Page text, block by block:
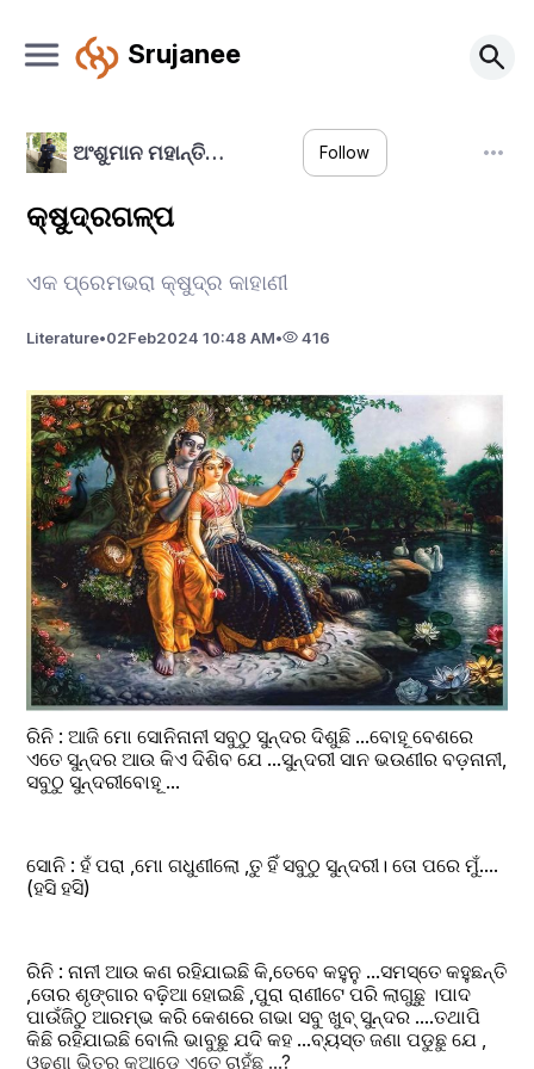
Srujanee
ଅଂଶୁମାନ ମହାନ୍ତି… Follow
କ୍ଷୁଦ୍ରଗଳ୍ପ
ଏକ ପ୍ରେମଭରା କ୍ଷୁଦ୍ର କାହାଣୀ
Literature•02Feb2024 10:48 AM• 416
ରିନି : ଆଜି ମୋ ସୋନିନାନୀ ସବୁଠୁ ସୁନ୍ଦର ଦିଶୁଛି ...ବୋହୂ ବେଶରେ
ଏତେ ସୁନ୍ଦର ଆଉ କିଏ ଦିଶିବ ଯେ ...ସୁନ୍ଦରୀ ସାନ ଭଉଣୀର ବଡ଼ନାନୀ,
ସବୁଠୁ ସୁନ୍ଦରୀବୋହୂ ...
ସୋନି : ହଁ ପରା ,ମୋ ଗଧୁଣୀଲୋ ,ତୁ ହିଁ ସବୁଠୁ ସୁନ୍ଦରୀ। ତୋ ପରେ ମୁଁ....
(ହସି ହସି)
ରିନି : ନାନୀ ଆଉ କଣ ରହିଯାଇଛି କି,ତେବେ କହୁନୁ ...ସମସ୍ତେ କହୁଛନ୍ତି
,ତୋର ଶୃଙ୍ଗାର ବଢ଼ିଆ ହୋଇଛି ,ପୁରା ରାଣୀଟେ ପରି ଲାଗୁଛୁ ।ପାଦ
ପାଉଁଜିଠୁ ଆରମ୍ଭ କରି କେଶରେ ଗଭା ସବୁ ଖୁବ୍ ସୁନ୍ଦର ....ତଥାପି
କିଛି ରହିଯାଇଛି ବୋଲି ଭାବୁଛୁ ଯଦି କହ ...ବ୍ୟସ୍ତ ଜଣା ପଡୁଛୁ ଯେ ,
ଓଢ଼ଣା ଭିତରୁ କୁଆଡେ ଏତେ ଚାହୁଁଛୁ ...?